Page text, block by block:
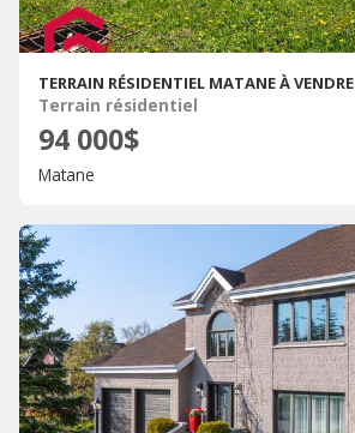
TERRAIN RÉSIDENTIEL MATANE À VENDRE
Terrain résidentiel
94 000$
Matane